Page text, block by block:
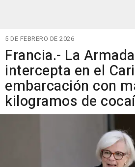
5 DE FEBRERO DE 2026
Francia.- La
intercepta en el
embarcación con
kilogramos de